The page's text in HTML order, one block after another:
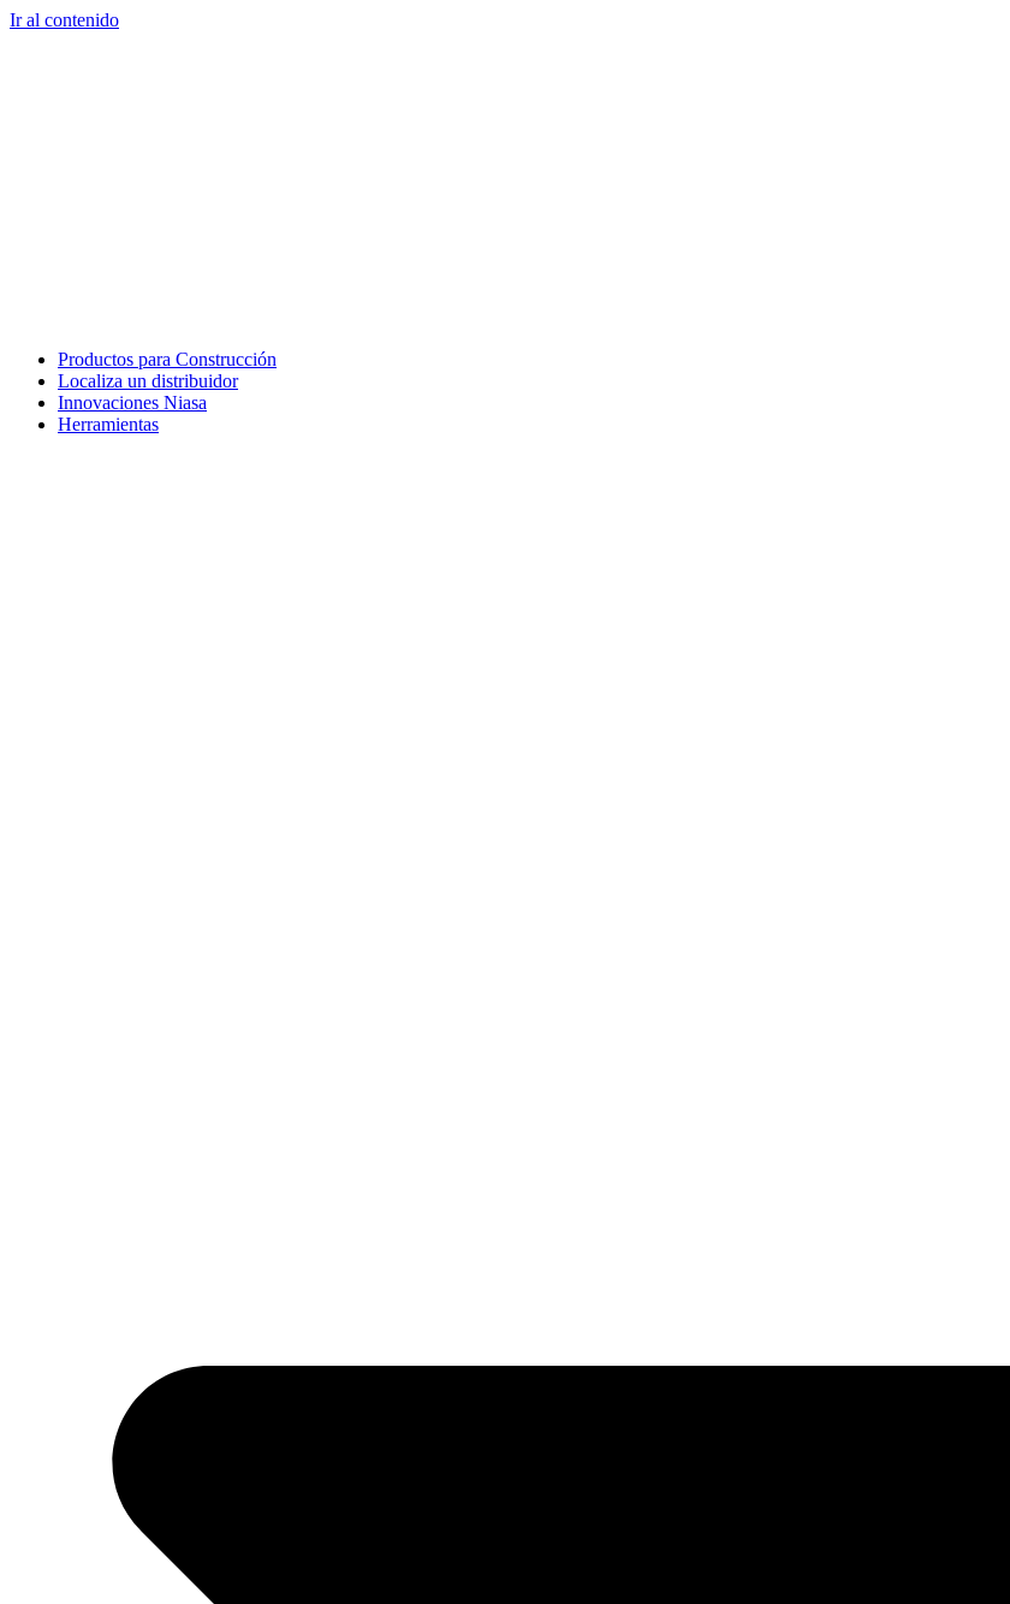
Ir al contenido
Productos para Construcción
Localiza un distribuidor
Innovaciones Niasa
Herramientas